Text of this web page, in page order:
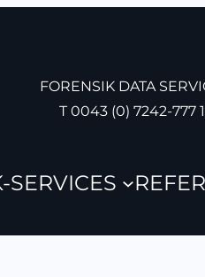
FORENSIK DATA
T 0043 (0) 7242-777
SERVICES